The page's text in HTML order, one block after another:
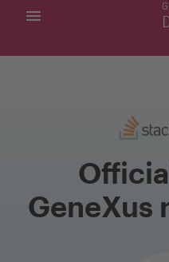
MINHAS APLICACÕES
GeneXus